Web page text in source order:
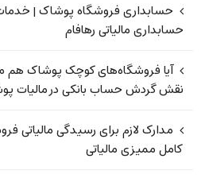
حسابداری فروشگاه پوشاک |
حسابداری مالیاتی رهافام
آیا فروشگاه‌های کوچک پوشاک
نقش گردش حساب بانکی در مالیات
مدارک لازم برای رسیدگی
کامل ممیزی مالیاتی